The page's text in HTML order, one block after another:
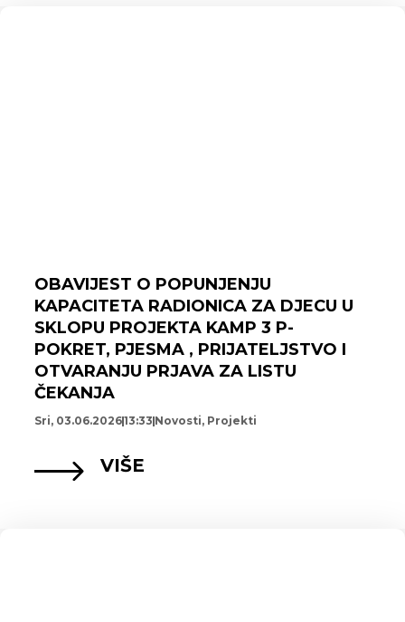
OBAVIJEST O POPUNJENJU
KAPACITETA RADIONICA ZA DJECU U
SKLOPU PROJEKTA KAMP 3 P-
POKRET, PJESMA , PRIJATELJSTVO I
OTVARANJU PRJAVA ZA LISTU
ČEKANJA
Sri, 03.06.202613:33 Novosti, Projekti
VIŠE